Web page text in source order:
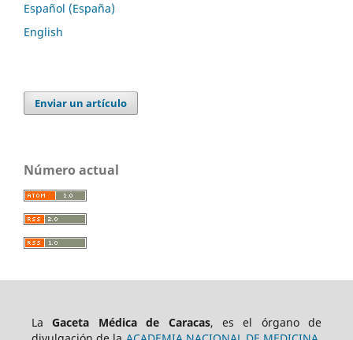
Español (España)
English
Enviar un artículo
Número actual
LaGaceta Médica de Caracas, es el órgano de